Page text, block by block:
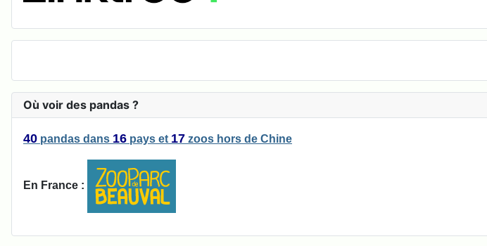
Où voir des pandas ?
40 pandas dans 16 pays et 17 zoos hors de Chine
En France :